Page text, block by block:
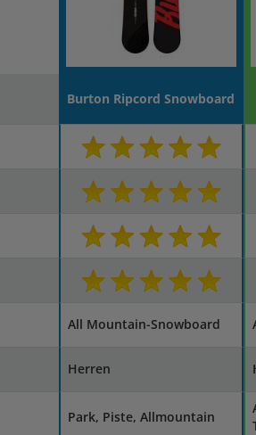
Burton Ripcord Snowboard
All Mountain-Snowboard
Herren
Park, Piste, Allmountain